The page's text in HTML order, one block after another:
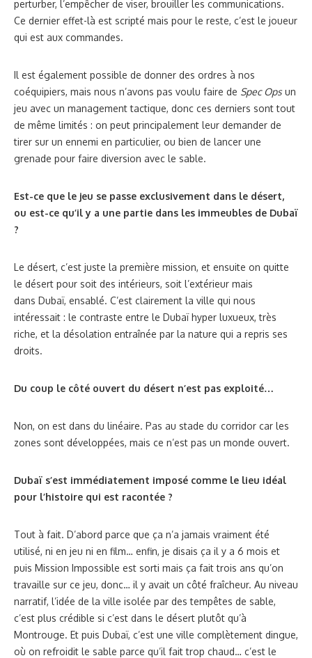
perturber, l’empêcher de viser, brouiller les communications.
Ce dernier effet-là est scripté mais pour le reste, c’est le joueur
qui est aux commandes.
Il est également possible de donner des ordres à nos
coéquipiers, mais nous n’avons pas voulu faire de Spec Ops un
jeu avec un management tactique, donc ces derniers sont tout
de même limités : on peut principalement leur demander de
tirer sur un ennemi en particulier, ou bien de lancer une
grenade pour faire diversion avec le sable.
Est-ce que le jeu se passe exclusivement dans le désert,
ou est-ce qu’il y a une partie dans les immeubles de Dubaï
?
Le désert, c’est juste la première mission, et ensuite on quitte
le désert pour soit des intérieurs, soit l’extérieur mais
dans Dubaï, ensablé. C’est clairement la ville qui nous
intéressait : le contraste entre le Dubaï hyper luxueux, très
riche, et la désolation entraînée par la nature qui a repris ses
droits.
Du coup le côté ouvert du désert n’est pas exploité…
Non, on est dans du linéaire. Pas au stade du corridor car les
zones sont développées, mais ce n’est pas un monde ouvert.
Dubaï s’est immédiatement imposé comme le lieu idéal
pour l’histoire qui est racontée ?
Tout à fait. D’abord parce que ça n’a jamais vraiment été
utilisé, ni en jeu ni en film… enfin, je disais ça il y a 6 mois et
puis Mission Impossible est sorti mais ça fait trois ans qu’on
travaille sur ce jeu, donc… il y avait un côté fraîcheur. Au niveau
narratif, l’idée de la ville isolée par des tempêtes de sable,
c’est plus crédible si c’est dans le désert plutôt qu’à
Montrouge. Et puis Dubaï, c’est une ville complètement dingue,
où on refroidit le sable parce qu’il fait trop chaud… c’est le